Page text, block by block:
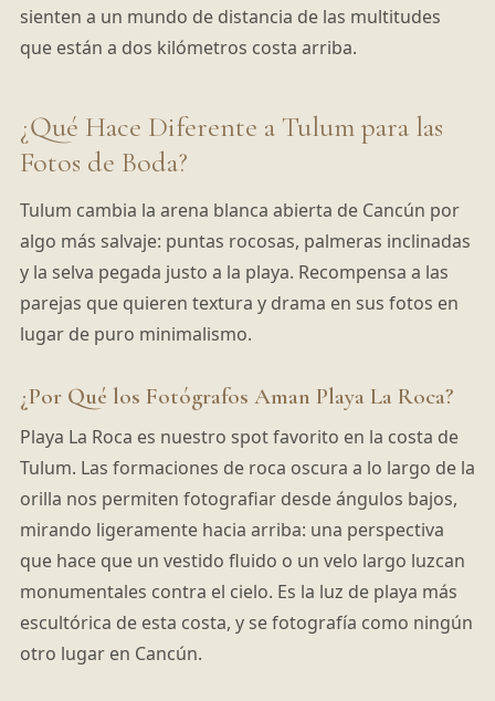
sienten a un mundo de distancia de las multitudes
que están a dos kilómetros costa arriba.
¿Qué Hace Diferente a Tulum para las
Fotos de Boda?
Tulum cambia la arena blanca abierta de Cancún por
algo más salvaje: puntas rocosas, palmeras inclinadas
y la selva pegada justo a la playa. Recompensa a las
parejas que quieren textura y drama en sus fotos en
lugar de puro minimalismo.
¿Por Qué los Fotógrafos Aman Playa La Roca?
Playa La Roca es nuestro spot favorito en la costa de
Tulum. Las formaciones de roca oscura a lo largo de la
orilla nos permiten fotografiar desde ángulos bajos,
mirando ligeramente hacia arriba: una perspectiva
que hace que un vestido fluido o un velo largo luzcan
monumentales contra el cielo. Es la luz de playa más
escultórica de esta costa, y se fotografía como ningún
otro lugar en Cancún.